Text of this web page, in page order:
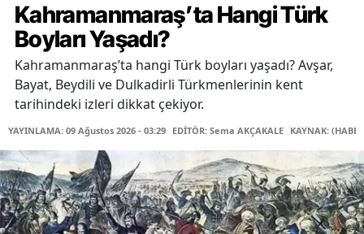
Kahramanmaraş’ta Hangi Türk
Boyları Yaşadı?
Kahramanmaraş’ta hangi Türk boyları yaşadı? Avşar,
Bayat, Beydili ve Dulkadirli Türkmenlerinin kent
tarihindeki izleri dikkat çekiyor.
YAYINLAMA: 09 Ağustos 2026 - 03:29 EDİTÖR: Sema AKÇAKALE KAYNAK: